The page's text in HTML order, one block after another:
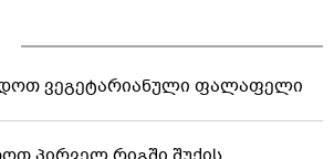
ვეგეტარიანული ფალაფელი